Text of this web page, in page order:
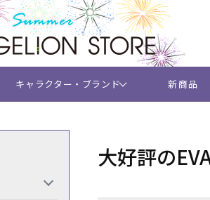
キャラクター・ブランド 新商品
大好評の